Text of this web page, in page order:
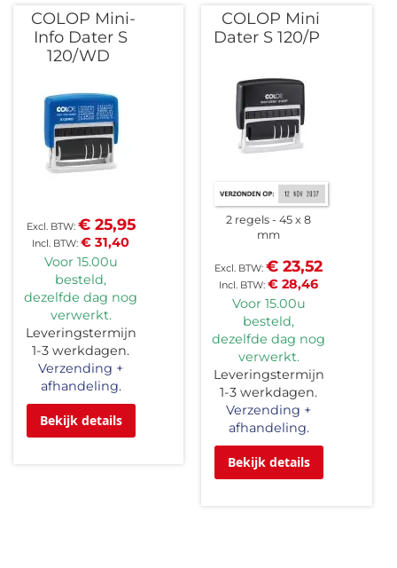
COLOP Mini-
Info Dater S
120/WD
€ 31,40
€ 25,95
Voor 15.00u
besteld,
dezelfde dag nog
verwerkt.
Leveringstermijn
1-3 werkdagen.
Verzending +
afhandeling.
Bekijk details
COLOP Mini
Dater S 120/P
2 regels
45 x 8
mm
€ 28,46
€ 23,52
Voor 15.00u
besteld,
dezelfde dag nog
verwerkt.
Leveringstermijn
1-3 werkdagen.
Verzending +
afhandeling.
Bekijk details